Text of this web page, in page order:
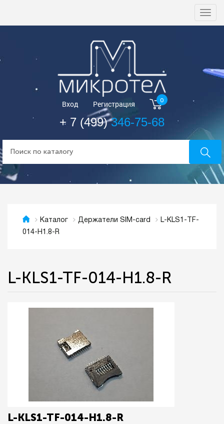
Вход Регистрация 0
+ 7 (499)346-75-68
Каталог Держатели SIM-card
L-KLS1-TF-
014-H1.8-R
L-KLS1-TF-014-H1.8-R
L-KLS1-TF-014-H1.8-R